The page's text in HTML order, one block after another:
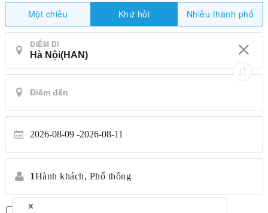
Một chiều Khứ hồi Nhiều thành phố
ĐIỂM ĐI
2026-08-09 2026-08-11
1Hành khách, Phổ thông